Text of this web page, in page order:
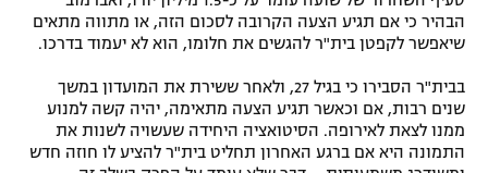
תקנון פעילות ספורט 1
אומנויות לחימה
גיימינג E-Sports
הבהיר כי אם תגיע הצעה הקרובה לסכום הזה, או מתווה מתאים
שיאפשר לקפטן בית"ר להגשים את חלומו, הוא לא יעמוד בדרכו.
בבית"ר הסבירו כי בגיל 27, ולאחר ששירת את המועדון במשך
שנים רבות, אם וכאשר תגיע הצעה מתאימה, יהיה קשה למנוע
ממנו לצאת לאירופה. הסיטואציה היחידה שעשויה לשנות את
התמונה היא אם ברגע האחרון תחליט בית"ר להציע לו חוזה חדש